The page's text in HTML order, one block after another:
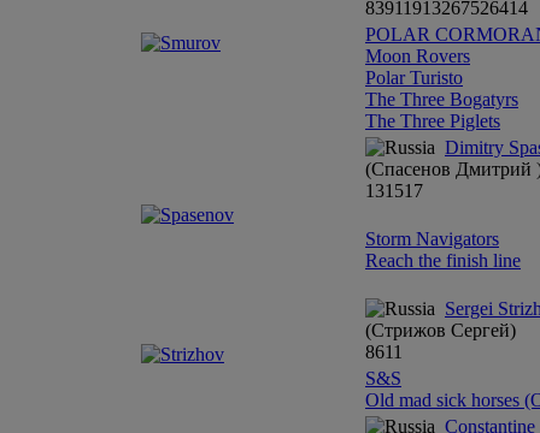
83911913267526414
POLAR
Moon Rovers
Polar Turisto
The Three Bogatyrs
The Three Piglets
Dimitry
(Спасенов Дмитрий
131517
Storm Navigators
Reach the finish line
Sergei
(Стрижов Сергей)
8611
S&S
Old mad sick horses